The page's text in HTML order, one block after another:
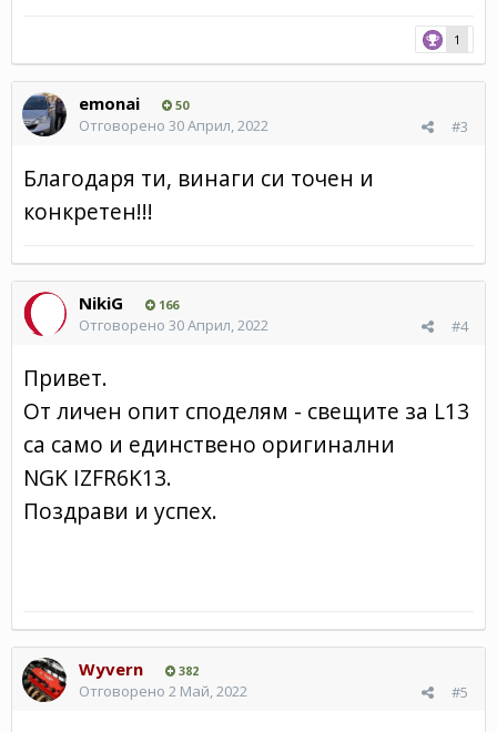
1
emonai 50
#3
Отговорено 30 Април, 2022
Благодаря ти, винаги си точен и
конкретен!!!
NikiG 166
#4
Отговорено 30 Април, 2022
Привет.
От личен опит споделям - свещите за L13
са само и единствено оригинални
NGK IZFR6K13.
Поздрави и успех.
Wyvern 382
#5
Отговорено 2 Май, 2022